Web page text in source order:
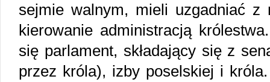
sejmie walnym, mieli uzgadniać z
kierowanie administracją
się parlament, składający się z
przez króla), izby poselskiej i